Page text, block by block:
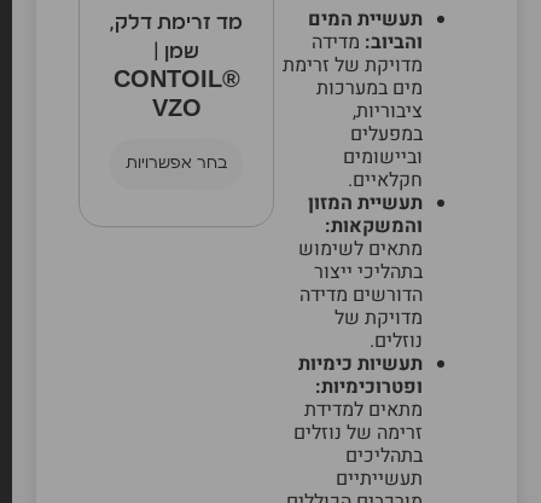
תעשיית המים
והביוב: מדידה
מדויקת של זרימת
מים במערכות
ציבוריות,
במפעלים
וביישומים
חקלאיים.
תעשיית המזון
והמשקאות:
מתאים לשימוש
בתהליכי ייצור
הדורשים מדידה
מדויקת של
נוזלים.
תעשיות כימיות
ופטרוכימיות:
מתאים למדידת
זרימה של נוזלים
בתהליכים
תעשייתיים
מד זרימת דלק,
שמן |
CONTOIL®
VZO
בחר אפשרויות